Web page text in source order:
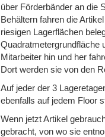
über Förderbänder an die
Behältern fahren die
riesigen Lagerflächen
Quadratmetergrundfläche
Mitarbeiter hin und her
Dort werden sie von den
Auf jeder der 3
ebenfalls auf jedem Floor
Wenn jetzt Artikel
gebracht, von wo sie